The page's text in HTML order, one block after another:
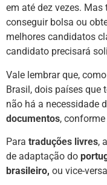
em até dez vezes.
conseguir bolsa ou
melhores candidatos
candidato precisará
Vale lembrar que,
Brasil, dois países que
não há a necessidade
documentos,
Para traduções livres, a
de adaptação do
brasileiro, ou vice-